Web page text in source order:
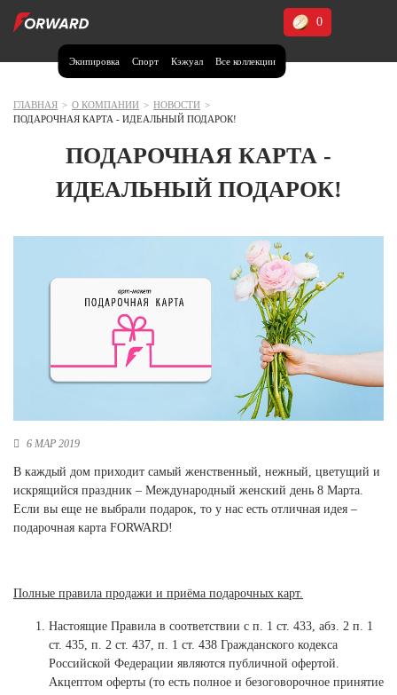
Экипировка Спорт Кэжуал Все коллекции
0
Москва и МО
Воронежская область (1)
Дагестан (2)
Краснодарский край (5)
Красноярский край (5)
Омская область (5)
Республика Башкортостан (3)
Республика Крым (1)
Республика Татарстан (2)
Ростовская область (2)
Саратовская область (1)
Свердловская область (5)
Северная Осетия (2)
Смоленская область (1)
Ставропольский край (5)
ГЛАВНАЯ > О КОМПАНИИ > НОВОСТИ >
ПОДАРОЧНАЯ КАРТА - ИДЕАЛЬНЫЙ ПОДАРОК!
ПОДАРОЧНАЯ КАРТА -
ИДЕАЛЬНЫЙ ПОДАРОК!
6 МАР 2019
В каждый дом приходит самый женственный, нежный, цветущий и
искрящийся праздник – Международный женский день 8 Марта.
Если вы еще не выбрали подарок, то у нас есть отличная идея –
подарочная карта FORWARD!
Полные правила продажи и приёма подарочных карт.
Настоящие Правила в соответствии с п. 1 ст. 433, абз. 2 п. 1
ст. 435, п. 2 ст. 437, п. 1 ст. 438 Гражданского кодекса
Российской Федерации являются публичной офертой.
Акцептом оферты (то есть полное и безоговорочное принятие